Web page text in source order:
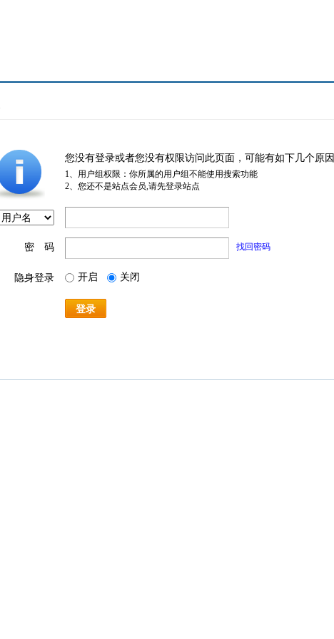
您没有登录或者您没有权限访问此页面，可能有如下几个原因
1、用户组权限：你所属的用户组不能使用搜索功能
2、您还不是站点会员,请先登录站点
密 码 找回密码
隐身登录 开启 关闭
登录